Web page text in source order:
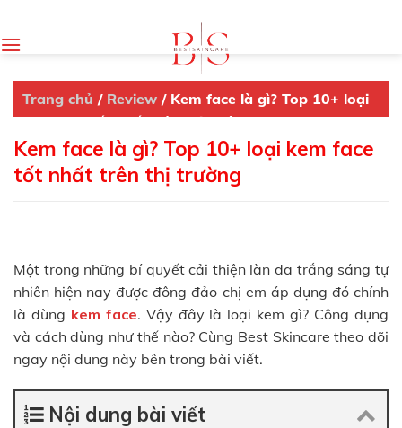
content
Trang chủ / Review / Kem face là gì? Top 10+ loại
kem face tốt nhất trên thị trường
Kem face là gì? Top 10+ loại kem face
tốt nhất trên thị trường
Một trong những bí quyết cải thiện làn da trắng sáng tự
nhiên hiện nay được đông đảo chị em áp dụng đó chính
là dùng kem face. Vậy đây là loại kem gì? Công dụng
và cách dùng như thế nào? Cùng Best Skincare theo dõi
ngay nội dung này bên trong bài viết.
Nội dung bài viết